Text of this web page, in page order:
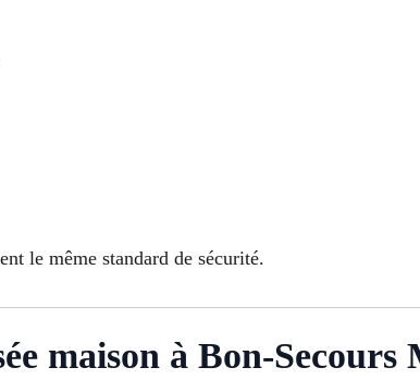
le même standard de sécurité.
maison à Bon-Secours